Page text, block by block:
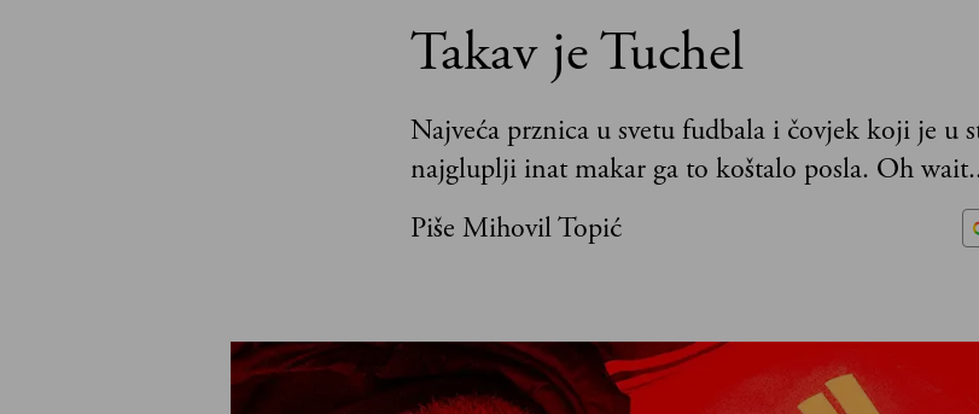
Takav je Tuchel
Najveća prznica u svetu fudbala i čovjek koji je u
najgluplji inat makar ga to koštalo posla. Oh
Piše Mihovil Topić